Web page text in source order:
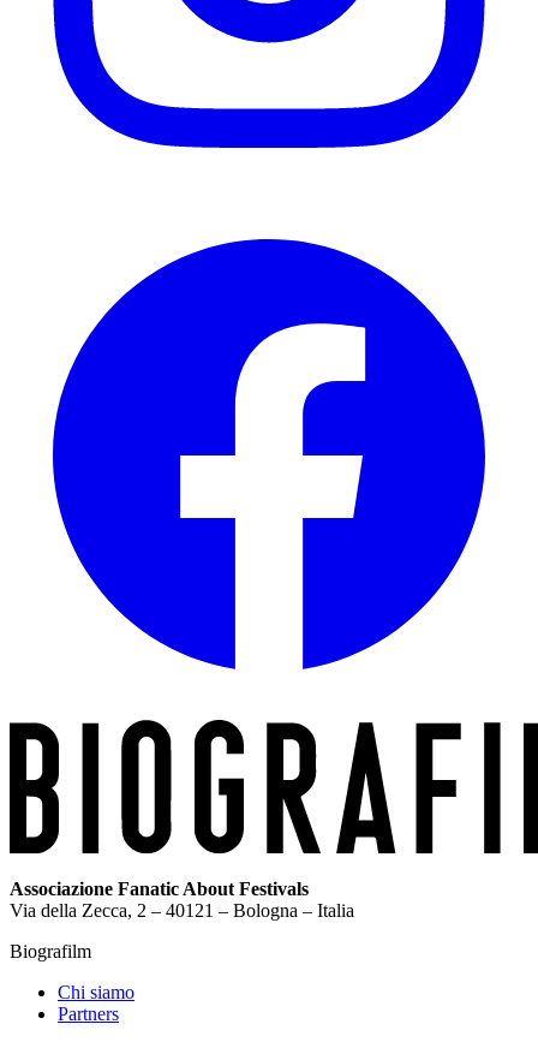
Associazione Fanatic About Festivals
Via della Zecca, 2 – 40121 – Bologna – Italia
Biografilm
Chi siamo
Partners